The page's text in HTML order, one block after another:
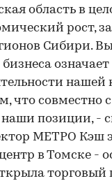
область в
рост,
Сибири.
бизнеса
нашей
что совместно
позиции, -
МЕТРО Кэш
в Томске -
торговый